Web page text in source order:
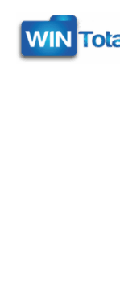
Inhalt
springen